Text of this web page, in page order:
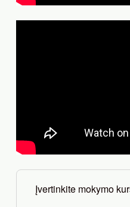
Įvertinkite mokymo